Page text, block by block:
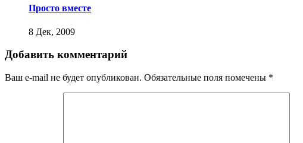
Просто вместе
8 Дек, 2009
Добавить комментарий
Ваш e-mail не будет опубликован. Обязательные поля помечены *